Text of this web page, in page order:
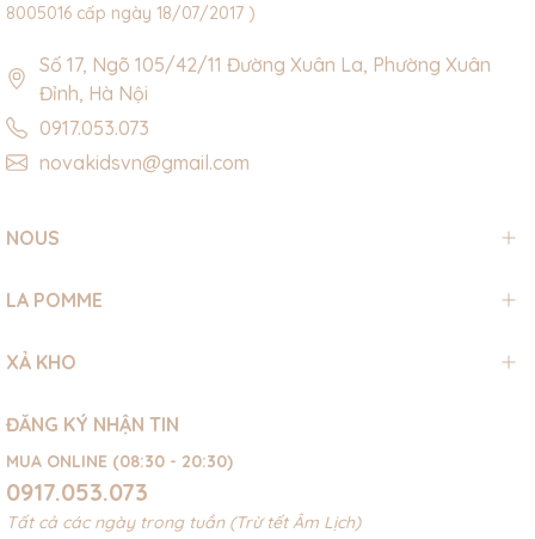
8005016 cấp ngày 18/07/2017 )
Số 17, Ngõ 105/42/11 Đường Xuân La, Phường Xuân
Đỉnh, Hà Nội
0917.053.073
novakidsvn@gmail.com
NOUS
LA POMME
XẢ KHO
ĐĂNG KÝ NHẬN TIN
MUA ONLINE (08:30 - 20:30)
0917.053.073
Tất cả các ngày trong tuần (Trừ tết Âm Lịch)